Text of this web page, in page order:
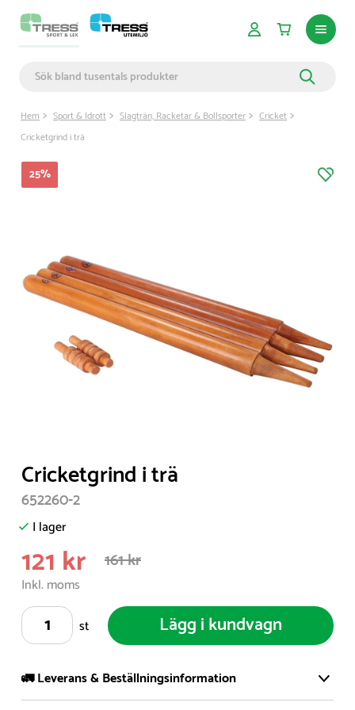
Hem Sport & Idrott Slagträn, Racketar & Bollsporter
Cricket
Cricketgrind i trä
25%
1
of
1
Cricketgrind i trä
652260-2
I lager
121 kr 161 kr
Inkl. moms
st
Lägg i kundvagn
🚛 Leverans & Beställningsinformation